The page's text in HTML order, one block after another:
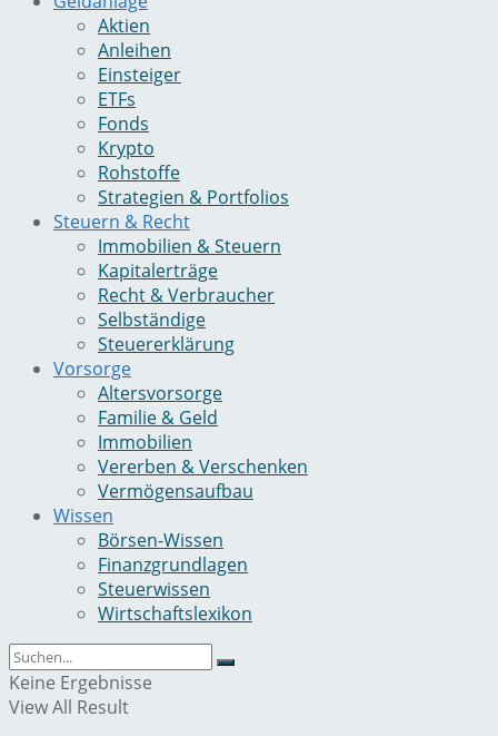
Aktien
Anleihen
Einsteiger
ETFs
Fonds
Krypto
Rohstoffe
Strategien & Portfolios
Steuern & Recht
Immobilien & Steuern
Kapitalerträge
Recht & Verbraucher
Selbständige
Steuererklärung
Vorsorge
Altersvorsorge
Familie & Geld
Immobilien
Vererben & Verschenken
Vermögensaufbau
Wissen
Börsen-Wissen
Finanzgrundlagen
Steuerwissen
Wirtschaftslexikon
Keine Ergebnisse
View All Result